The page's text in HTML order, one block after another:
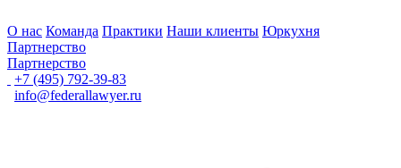
О нас Команда Практики Наши клиенты Юркухня
Партнерство
Партнерство
+7 (495) 792-39-83
info@federallawyer.ru